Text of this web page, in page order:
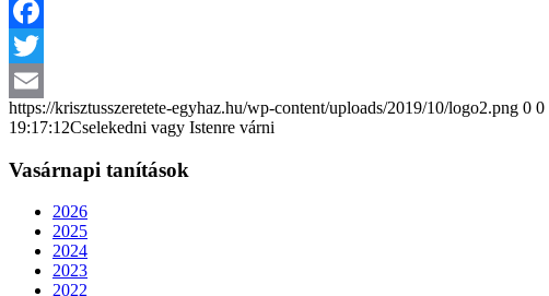
Facebook
Twitter
Email
https://krisztusszeretete-egyhaz.hu/wp-content/uploads/2019/10/logo2.png 0 0
19:17:12Cselekedni vagy Istenre várni
Vasárnapi tanítások
2026
2025
2024
2023
2022